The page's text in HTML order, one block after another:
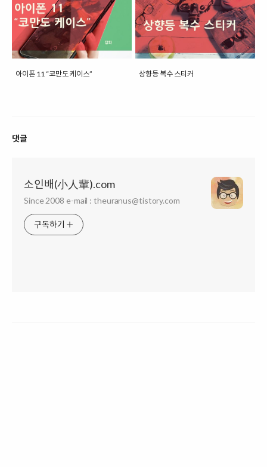
아이폰 11 “코만도 케이스” 상향등 복수 스티커
댓글
소인배(小人輩).com
Since 2008 e-mail : theuranus@tistory.com
구독하기